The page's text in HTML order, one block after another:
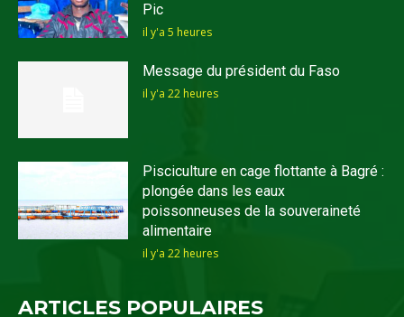
Pic
il y'a 5 heures
Message du président du Faso
il y'a 22 heures
Pisciculture en cage flottante à Bagré :
plongée dans les eaux
poissonneuses de la souveraineté
alimentaire
il y'a 22 heures
ARTICLES POPULAIRES